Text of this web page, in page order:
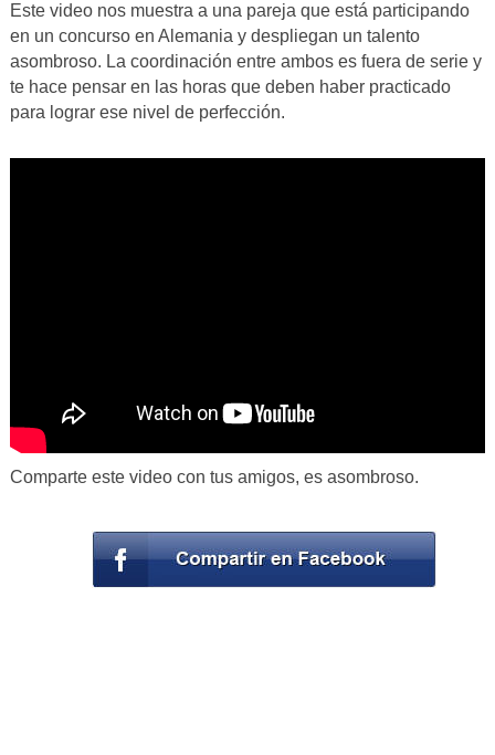
Este video nos muestra a una pareja que está participando
en un concurso en Alemania y despliegan un talento
asombroso. La coordinación entre ambos es fuera de serie y
te hace pensar en las horas que deben haber practicado
para lograr ese nivel de perfección.
Comparte este video con tus amigos, es asombroso.